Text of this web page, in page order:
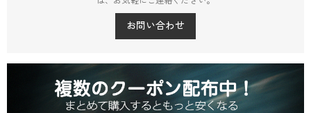
お問い合わせ